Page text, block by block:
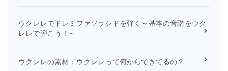
ウクレレでドレミファソラシドを弾く～基本の音階をウク
レレで弾こう！～
ウクレレの素材：ウクレレって何からできてるの？